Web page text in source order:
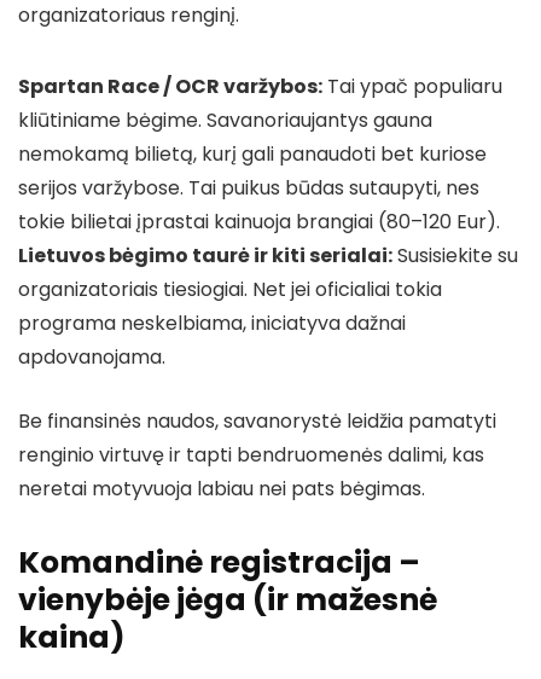
organizatoriaus renginį.
Spartan Race / OCR varžybos: Tai ypač populiaru
kliūtiniame bėgime. Savanoriaujantys gauna
nemokamą bilietą, kurį gali panaudoti bet kuriose
serijos varžybose. Tai puikus būdas sutaupyti, nes
tokie bilietai įprastai kainuoja brangiai (80–120 Eur).
Lietuvos bėgimo taurė ir kiti serialai:Susisiekite su
organizatoriais tiesiogiai. Net jei oficialiai tokia
programa neskelbiama, iniciatyva dažnai
apdovanojama.
Be finansinės naudos, savanorystė leidžia pamatyti
renginio virtuvę ir tapti bendruomenės dalimi, kas
neretai motyvuoja labiau nei pats bėgimas.
Komandinė registracija –
vienybėje jėga (ir mažesnė
kaina)